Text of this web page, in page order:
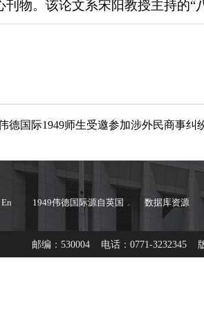
刊物。该论文系宋阳教授主持的“
德国际1949师生受邀参加涉外民商事
En 1949伟德国际源自英国 数据库资源
邮编：530004 电话：0771-3232345